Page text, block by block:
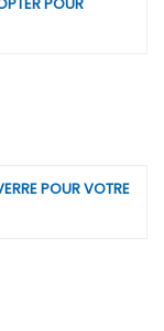
POUR VOTRE